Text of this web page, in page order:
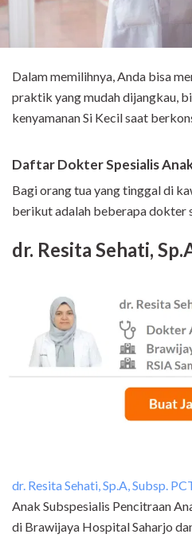
Dalam memilihnya, Anda bisa
praktik yang mudah dijangkau,
kenyamanan Si Kecil saat
Daftar Dokter Spesialis
Bagi orang tua yang tinggal di
berikut adalah beberapa dokter
dr. Resita Sehati,
dr. Resita Sehati, Sp.A, Subsp.
Anak Subspesialis Pencitraan
di Brawijaya Hospital Saharjo